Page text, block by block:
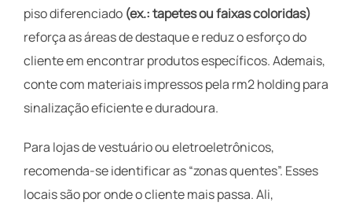
piso diferenciado (ex.: tapetes ou faixas coloridas)
reforça as áreas de destaque e reduz o esforço do
cliente em encontrar produtos específicos. Ademais,
conte com materiais impressos pela rm2 holding para
sinalização eficiente e duradoura.
Para lojas de vestuário ou eletroeletrônicos,
recomenda-se identificar as “zonas quentes”. Esses
locais são por onde o cliente mais passa. Ali,